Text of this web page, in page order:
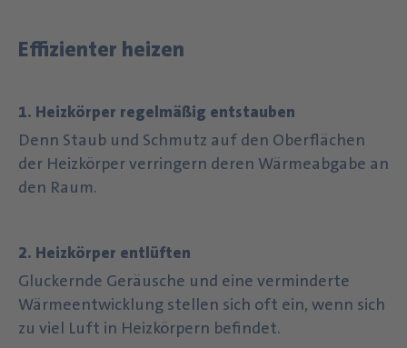
Effizienter heizen
1. Heizkörper regelmäßig entstauben
Denn Staub und Schmutz auf den Oberflächen
der Heizkörper verringern deren Wärmeabgabe an
den Raum.
2. Heizkörper entlüften
Gluckernde Geräusche und eine verminderte
Wärmeentwicklung stellen sich oft ein, wenn sich
zu viel Luft in Heizkörpern befindet.